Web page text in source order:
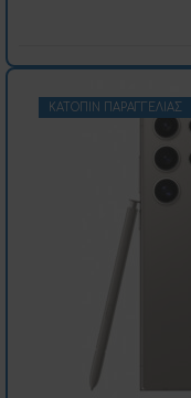
ΚΑΤΌΠΙΝ ΠΑΡΑΓΓΕΛΊΑΣ